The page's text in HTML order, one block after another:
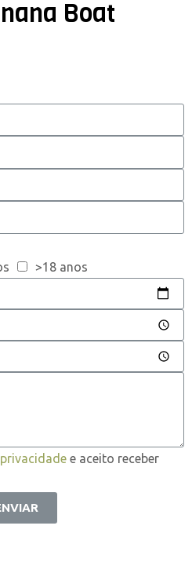
Boat
>18 anos
e aceito receber